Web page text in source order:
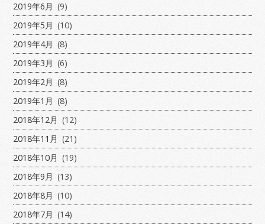
2019年6月 (9)
2019年5月 (10)
2019年4月 (8)
2019年3月 (6)
2019年2月 (8)
2019年1月 (8)
2018年12月 (12)
2018年11月 (21)
2018年10月 (19)
2018年9月 (13)
2018年8月 (10)
2018年7月 (14)